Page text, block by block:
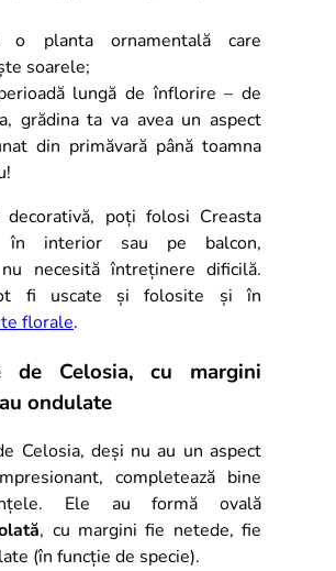
o planta ornamentală care
soarele;
lungă de înflorire – de
grădina ta va avea un aspect
din primăvară până toamna
decorativă, poți folosi Creasta
în interior sau pe balcon,
necesită întreținere dificilă.
fi uscate și folosite și în
florale.
de Celosia, cu margini
ondulate
Celosia, deși nu au un aspect
completează bine
Ele au formă ovală
, cu margini fie netede, fie
(în funcție de specie).